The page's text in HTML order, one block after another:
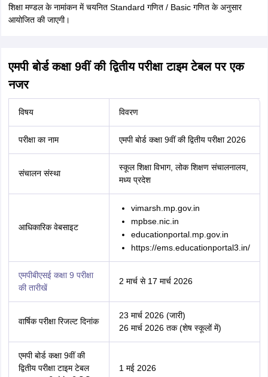
शिक्षा मण्डल के नामांकन में चयनित Standard गणित / Basic गणित के अनुसार
आयोजित की जाएगी।
एमपी बोर्ड कक्षा 9वीं की द्वितीय परीक्षा टाइम टेबल पर एक
नजर
विषय विवरण
परीक्षा का नाम एमपी बोर्ड कक्षा 9वीं की द्वितीय परीक्षा 2026
संचालन संस्था
स्कूल शिक्षा विभाग, लोक शिक्षण संचालनालय,
मध्य प्रदेश
आधिकारिक वेबसाइट
vimarsh.mp.gov.in
mpbse.nic.in
educationportal.mp.gov.in
https://ems.educationportal3.in/
एमपीबीएसई कक्षा 9 परीक्षा
की तारीखें
2 मार्च से 17 मार्च 2026
वार्षिक परीक्षा रिजल्ट दिनांक
23 मार्च 2026 (जारी)
26 मार्च 2026 तक (शेष स्कूलों में)
एमपी बोर्ड कक्षा 9वीं की
द्वितीय परीक्षा टाइम टेबल
1 मई 2026